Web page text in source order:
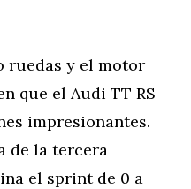
ruedas y el motor
que el Audi TT RS
impresionantes.
de la tercera
el sprint de 0 a